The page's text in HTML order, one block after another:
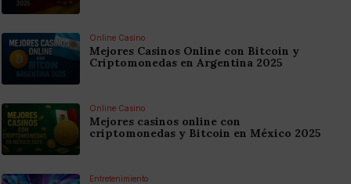
Online Casino
Mejores Casinos Online con Bitcoin y
Criptomonedas en Argentina 2025
Online Casino
Mejores casinos online con
criptomonedas y Bitcoin en México 2025
Entretenimiento